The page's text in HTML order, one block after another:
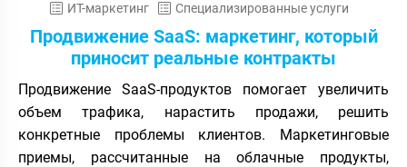
ИТ-маркетинг Специализированные услуги
Продвижение SaaS: маркетинг, который
приносит реальные контракты
Продвижение SaaS-продуктов помогает увеличить
объем трафика, нарастить продажи, решить
конкретные проблемы клиентов. Маркетинговые
приемы, рассчитанные на облачные продукты,